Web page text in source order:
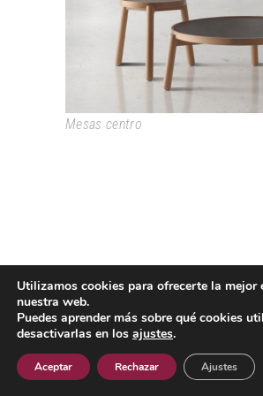
Mesas centro
Passeig Colom, 18 08002 Barcelona T.
Aviso LegalIPolítica de privacidad
Utilizamos cookies para ofrecerte la mejor
nuestra web.
Puedes aprender más sobre qué cookies
desactivarlas en los ajustes.
Aceptar Rechazar Ajustes